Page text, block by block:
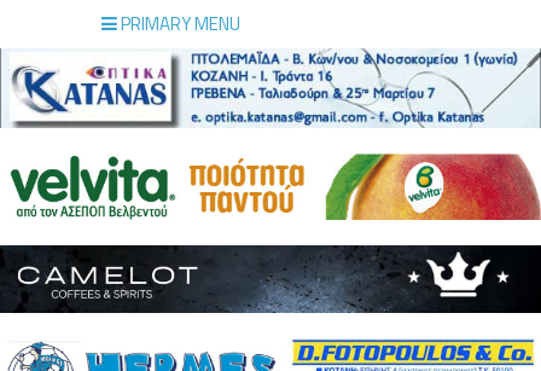
PRIMARY MENU